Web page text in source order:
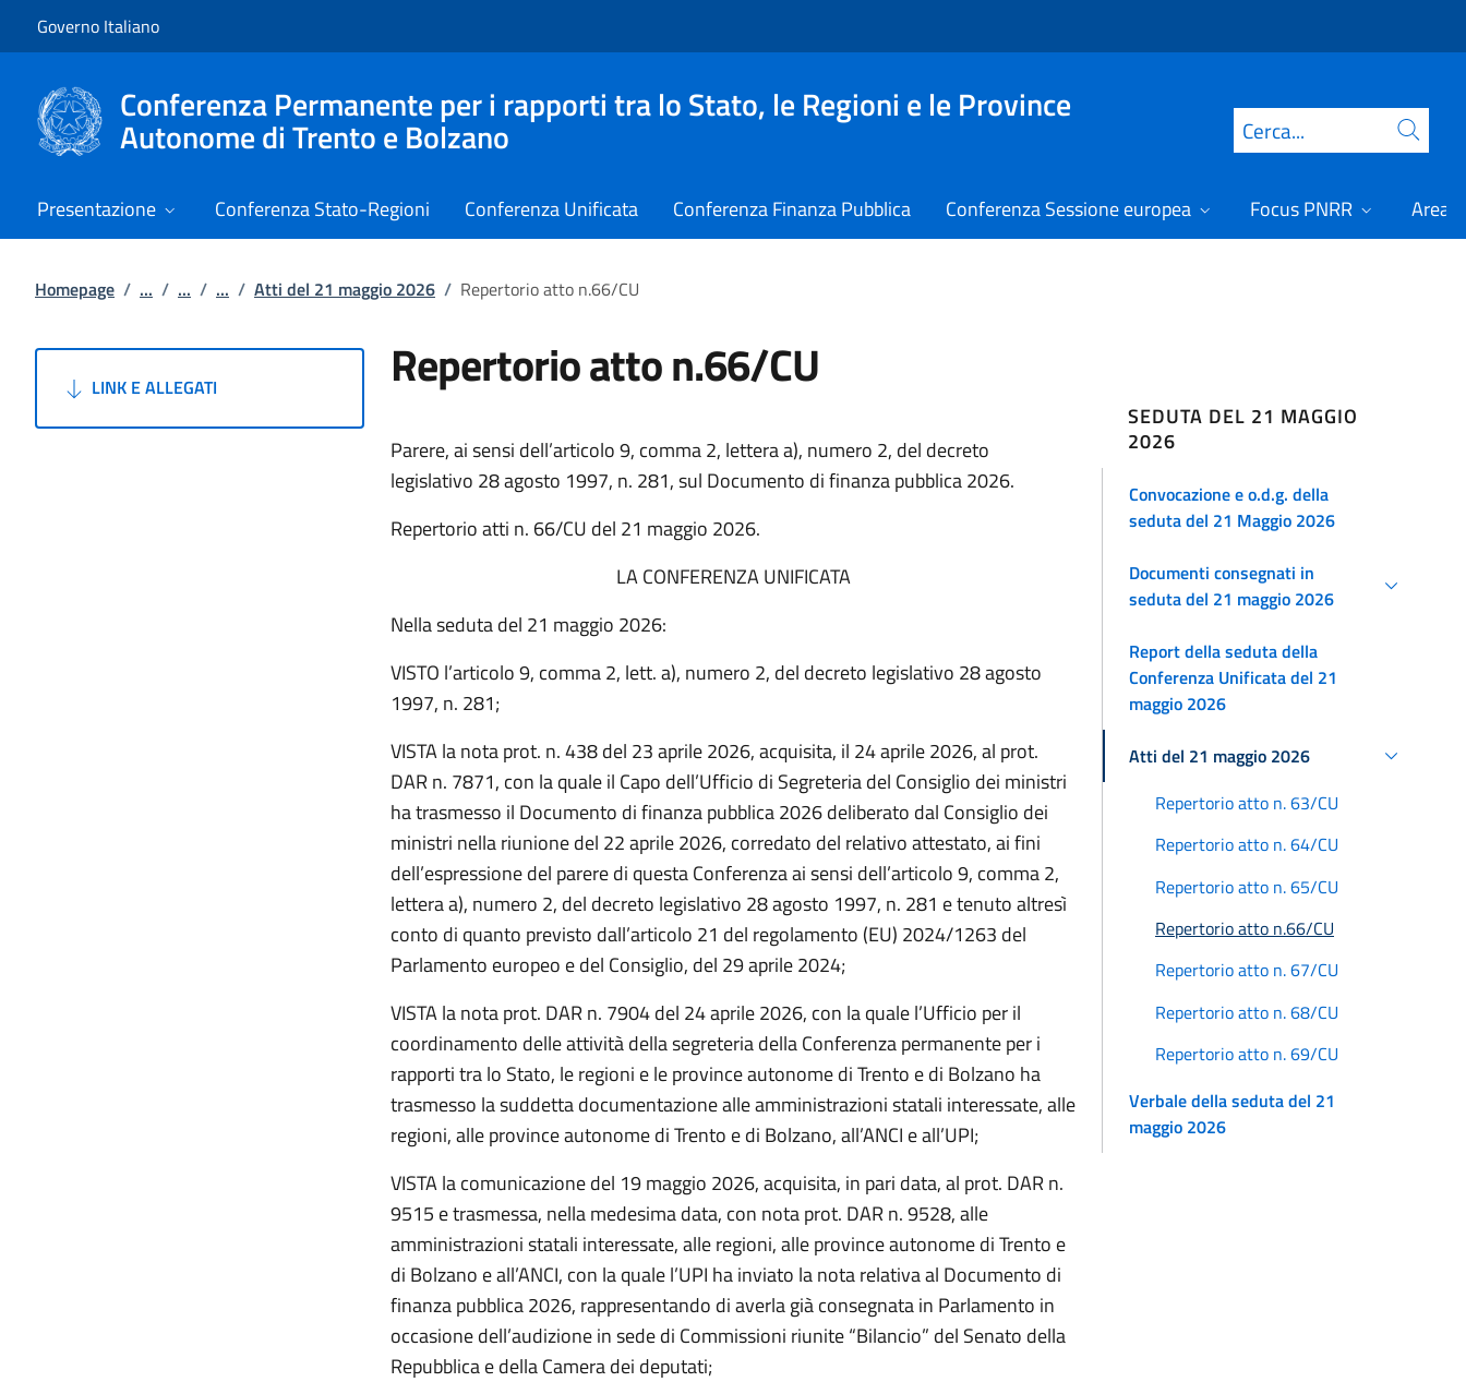
Governo Italiano
Conferenza Permanente per i rapporti tra lo Stato, le Regioni e le Province
Autonome di Trento e Bolzano Cerca
Presentazione Conferenza Stato-Regioni Conferenza Unificata Conferenza Finanza Pubblica Conferenza Sessione europea Focus PNRR Area
Homepage / ... / ... / ... / Atti del 21 maggio 2026 / Repertorio atto n.66/CU
LINK E ALLEGATI Repertorio atto n.66/CU
Parere, ai sensi dell’articolo 9, comma 2, lettera a), numero 2, del decreto
legislativo 28 agosto 1997, n. 281, sul Documento di finanza pubblica 2026.
Repertorio atti n. 66/CU del 21 maggio 2026.
LA CONFERENZA UNIFICATA
Nella seduta del 21 maggio 2026:
VISTO l’articolo 9, comma 2, lett. a), numero 2, del decreto legislativo 28 agosto
1997, n. 281;
VISTA la nota prot. n. 438 del 23 aprile 2026, acquisita, il 24 aprile 2026, al prot.
DAR n. 7871, con la quale il Capo dell’Ufficio di Segreteria del Consiglio dei ministri
ha trasmesso il Documento di finanza pubblica 2026 deliberato dal Consiglio dei
ministri nella riunione del 22 aprile 2026, corredato del relativo attestato, ai fini
dell’espressione del parere di questa Conferenza ai sensi dell’articolo 9, comma 2,
lettera a), numero 2, del decreto legislativo 28 agosto 1997, n. 281 e tenuto altresì
conto di quanto previsto dall’articolo 21 del regolamento (EU) 2024/1263 del
Parlamento europeo e del Consiglio, del 29 aprile 2024;
VISTA la nota prot. DAR n. 7904 del 24 aprile 2026, con la quale l’Ufficio per il
coordinamento delle attività della segreteria della Conferenza permanente per i
rapporti tra lo Stato, le regioni e le province autonome di Trento e di Bolzano ha
trasmesso la suddetta documentazione alle amministrazioni statali interessate, alle
regioni, alle province autonome di Trento e di Bolzano, all’ANCI e all’UPI;
VISTA la comunicazione del 19 maggio 2026, acquisita, in pari data, al prot. DAR n.
9515 e trasmessa, nella medesima data, con nota prot. DAR n. 9528, alle
amministrazioni statali interessate, alle regioni, alle province autonome di Trento e
di Bolzano e all’ANCI, con la quale l’UPI ha inviato la nota relativa al Documento di
finanza pubblica 2026, rappresentando di averla già consegnata in Parlamento in
occasione dell’audizione in sede di Commissioni riunite “Bilancio” del Senato della
Repubblica e della Camera dei deputati;
SEDUTA DEL 21 MAGGIO
2026
Convocazione e o.d.g. della
seduta del 21 Maggio 2026
Documenti consegnati in
seduta del 21 maggio 2026
Report della seduta della
Conferenza Unificata del 21
maggio 2026
Atti del 21 maggio 2026
Repertorio atto n. 63/CU
Repertorio atto n. 64/CU
Repertorio atto n. 65/CU
Repertorio atto n.66/CU
Repertorio atto n. 67/CU
Repertorio atto n. 68/CU
Repertorio atto n. 69/CU
Verbale della seduta del 21
maggio 2026